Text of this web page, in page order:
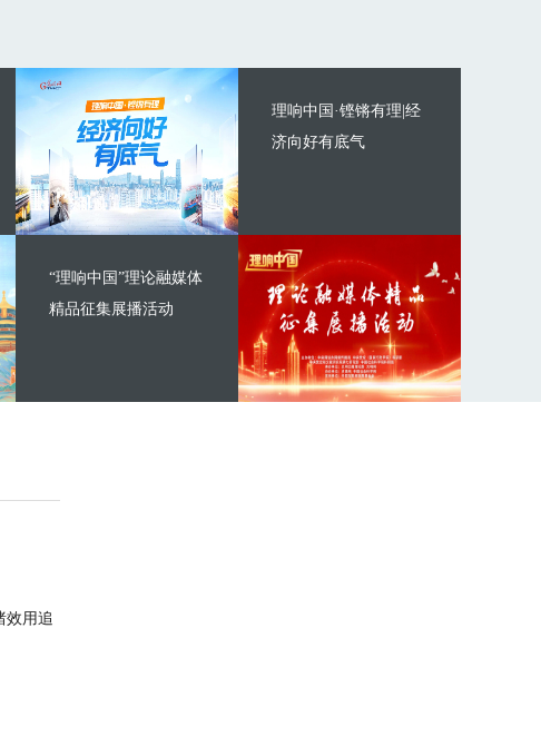
理响中国·铿锵有理|经
济向好有底气
“理响中国”理论融媒体
精品征集展播活动
效用追